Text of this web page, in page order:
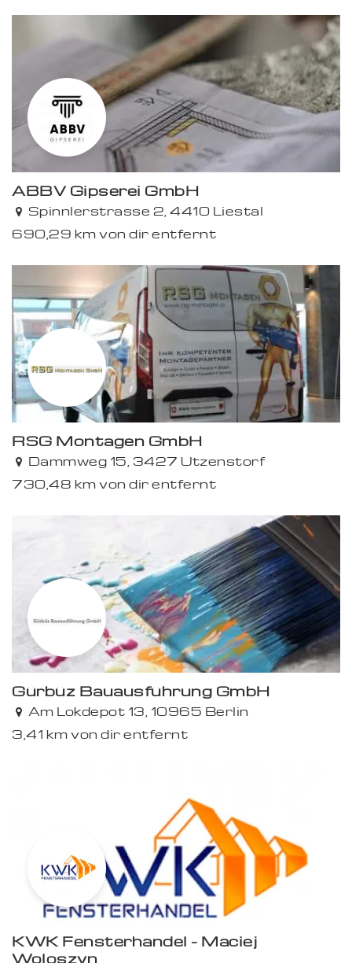
Premium
ABBV Gipserei GmbH
Spinnlerstrasse 2, 4410 Liestal
690,29 km von dir entfernt
Premium
RSG Montagen GmbH
Dammweg 15, 3427 Utzenstorf
730,48 km von dir entfernt
Gürbüz Bauausführung GmbH
Am Lokdepot 13, 10965 Berlin
3,41 km von dir entfernt
KWK Fensterhandel - Maciej
Woloszyn